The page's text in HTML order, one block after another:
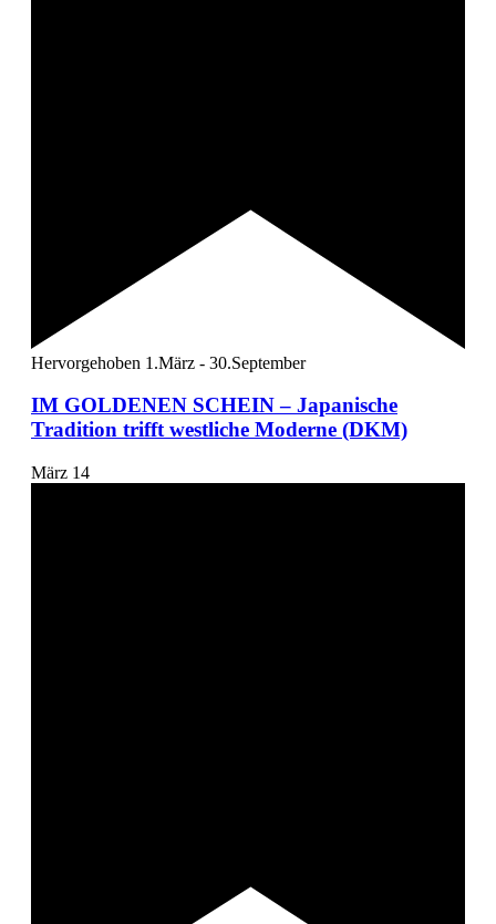
Hervorgehoben 1.März - 30.September
IM GOLDENEN SCHEIN – Japanische
Tradition trifft westliche Moderne (DKM)
März 14